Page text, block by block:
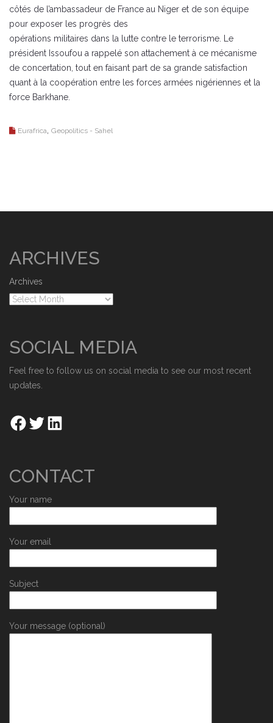
côtés de l’ambassadeur de France au Niger et de son équipe
pour exposer les progrès des
opérations militaires dans la lutte contre le terrorisme. Le
président Issoufou a rappelé son attachement à ce mécanisme
de concertation, tout en faisant part de sa grande satisfaction
quant à la coopération entre les forces armées nigériennes et la
force Barkhane.
Eurafrica Geopolitics - Sahel
ARCHIVES
Archives
SOCIAL MEDIA
Feel free to follow us on social media to see our most recent
updates.
CONTACT
Your name
Your email
Subject
Your message (optional)